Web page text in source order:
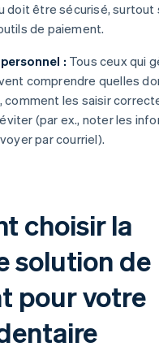
doit être sécurisé, surtout
de paiement.
: Tous ceux qui
comprendre quelles
comment les saisir
(par ex., noter les
par courriel).
choisir la
solution de
pour votre